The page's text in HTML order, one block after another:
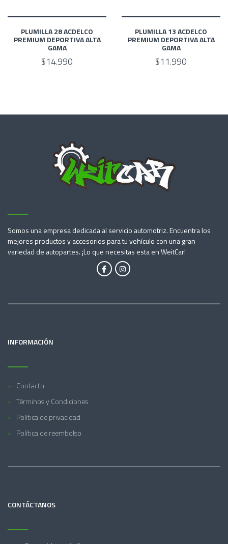
PLUMILLA 28 ACDELCO
PREMIUM DEPORTIVA ALTA
GAMA
$14.990
PLUMILLA 13 ACDELCO
PREMIUM DEPORTIVA ALTA
GAMA
$11.990
Somos una empresa dedicada al servicio automotriz. Encuentra los
mejores productos y accesorios para tu vehículo con una gran
variedad de autopartes. ¡Lo que necesitas esta en WeitCar!
INFORMACIÓN
Contacto
Términos y Condiciones
Política de privacidad
Política de reembolso
CONTÁCTANOS